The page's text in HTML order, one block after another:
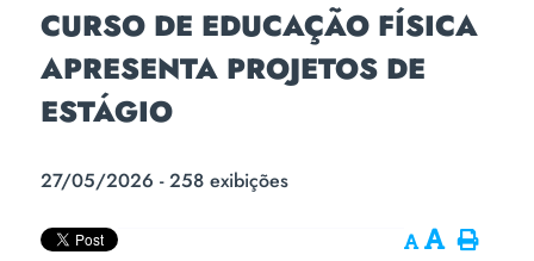
CURSO DE EDUCAÇÃO FÍSICA
APRESENTA PROJETOS DE
ESTÁGIO
27/05/2026 - 258 exibições